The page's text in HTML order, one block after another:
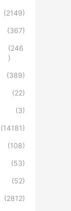
(2149)
(367)
(246
)
(389)
(22)
(3)
(14181)
(108)
(53)
(52)
(2812)